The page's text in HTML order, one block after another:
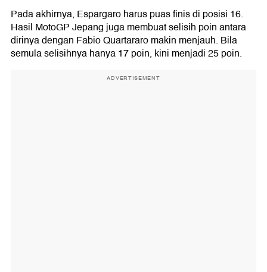
Pada akhirnya, Espargaro harus puas finis di posisi 16.
Hasil MotoGP Jepang juga membuat selisih poin antara
dirinya dengan Fabio Quartararo makin menjauh. Bila
semula selisihnya hanya 17 poin, kini menjadi 25 poin.
ADVERTISEMENT